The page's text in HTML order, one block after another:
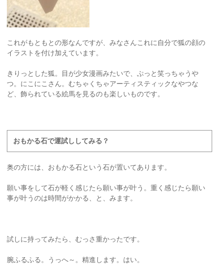
これがもともとの形なんですが、みなさんこれに自分で狐の顔の
イラストを付け加えています。
きりっとした狐。目が少女漫画みたいで、ぷっと笑っちゃうや
つ。にこにこさん。むちゃくちゃアーティスティックなやつな
ど、飾られている絵馬を見るのも楽しいものです。
おもかる石で運試ししてみる？
奥の方には、おもかる石という石が置いてあります。
願い事をして石が軽く感じたら願い事が叶う。重く感じたら願い
事が叶うのは時間がかかる、と、みます。
試しに持ってみたら、むっさ重かったです。
腕ふるふる。うっへ～。精進します。はい。